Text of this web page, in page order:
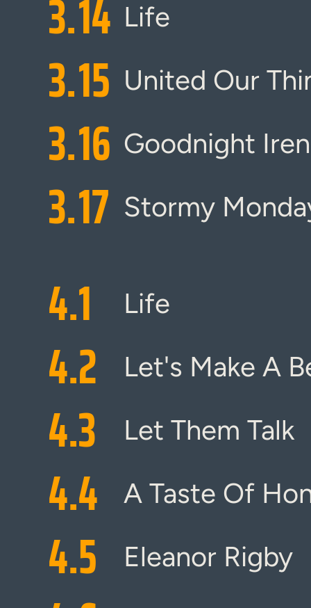
3.14 Life
3.15 United Our
3.16 Goodnight
3.17 Stormy
4.1 Life
4.2 Let's Make A
4.3 Let Them Talk
4.4 A Taste Of
4.5 Eleanor Rigby